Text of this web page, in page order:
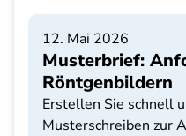
12. Mai 2026
Musterbrief:
Röntgenbildern
Erstellen Sie schnell
Musterschreiben zur